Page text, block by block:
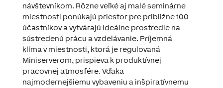
návštevníkom. Rôzne veľké aj malé seminárne
miestnosti ponúkajú priestor pre približne 100
účastníkov a vytvárajú ideálne prostredie na
sústredenú prácu a vzdelávanie. Príjemná
klíma v miestnosti, ktorá je regulovaná
Miniserverom, prispieva k produktívnej
pracovnej atmosfére. Vďaka
najmodernejšiemu vybaveniu a inšpiratívnemu